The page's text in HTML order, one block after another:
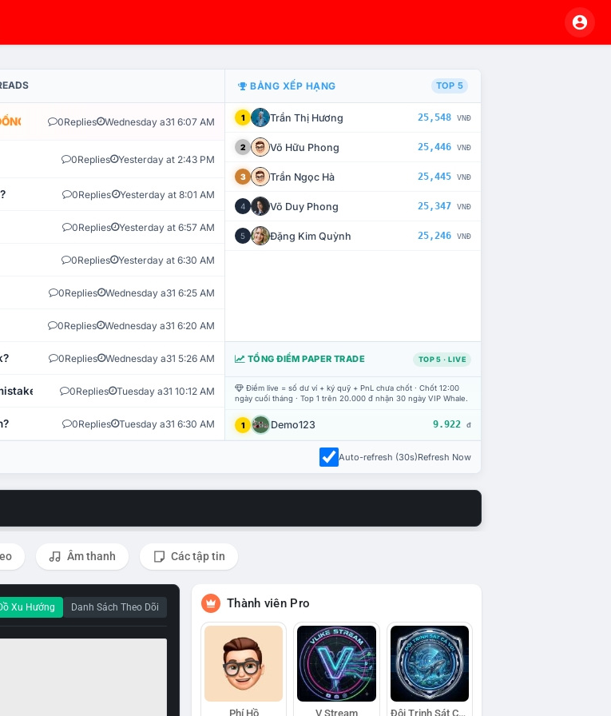
VLIKE.VN: HỆ THỐNG GIÁM SÁT TỰ ĐỘNG VÀ CHẾ TÀI XỬ LÝ VI PHẠM
0Replies Wednesday a31 6:07 AM
0Replies Yesterday at 2:43 PM
0Replies Yesterday at 8:01 AM
0Replies Yesterday at 6:57 AM
0Replies Yesterday at 6:30 AM
0Replies Wednesday a31 6:25 AM
0Replies Wednesday a31 6:20 AM
0Replies Wednesday a31 5:26 AM
0Replies Tuesday a31 10:12 AM
0Replies Tuesday a31 6:30 AM
BẢNG XẾP HẠNG TOP 5
1 Trần Thị Hương 25,548 VNĐ
2 Võ Hữu Phong 25,446 VNĐ
3 Trần Ngọc Hà 25,445 VNĐ
4 Võ Duy Phong 25,347 VNĐ
5 Đặng Kim Quỳnh 25,246 VNĐ
TỔNG ĐIỂM PAPER TRADE TOP 5 · LIVE
Điểm live = số dư ví + ký quỹ + PnL chưa chốt · Chốt 12:00
ngày cuối tháng · Top 1 trên 20.000 đ nhận 30 ngày VIP Whale.
1 Demo123 9.922 đ
Auto-refresh (30s)Refresh Now
Âm thanh Các tập tin
Xu Hướng Danh Sách Theo Dõi Thành viên Pro
Phí Hồ V Stream Đội Trinh Sát Cá Voi